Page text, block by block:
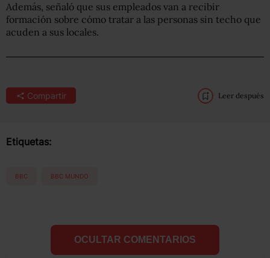
Además, señaló que sus empleados van a recibir
formación sobre cómo tratar a las personas sin techo que
acuden a sus locales.
Compartir Leer después
Etiquetas:
BBC BBC MUNDO
OCULTAR COMENTARIOS